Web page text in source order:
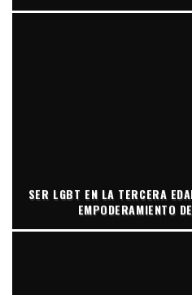
SER LGBT EN LA TERCERA
EMPODERAMIENTO